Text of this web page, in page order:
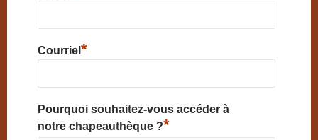
Courriel *
Pourquoi souhaitez-vous accéder à
notre chapeauthèque ?*